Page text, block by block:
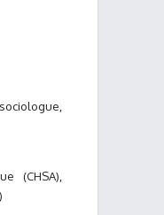
(CHSA),